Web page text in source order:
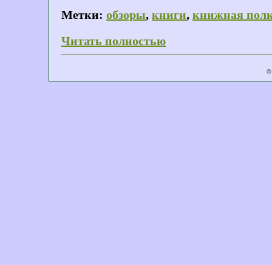
Метки: обзоры, книги, книжная
Читать полностью
©